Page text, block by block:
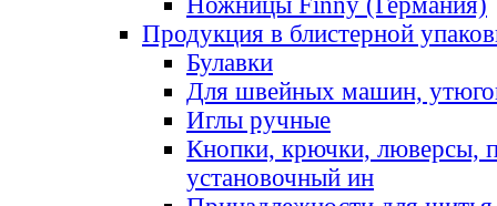
Продукция в блистерной
Булавки
Для швейных машин,
Иглы ручные
Кнопки, крючки, люверсы,
установочный ин